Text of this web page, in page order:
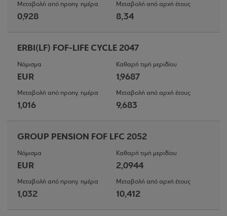
Μεταβολή από προηγ. ημέρα
0,928
Μεταβολή από αρχή έτους
8,34
ERBI(LF) FOF-LIFE CYCLE 2047
Νόμισμα
EUR
Καθαρή τιμή μεριδίου
1,9687
Μεταβολή από προηγ. ημέρα
1,016
Μεταβολή από αρχή έτους
9,683
GROUP PENSION FOF LFC 2052
Νόμισμα
EUR
Καθαρή τιμή μεριδίου
2,0944
Μεταβολή από προηγ. ημέρα
1,032
Μεταβολή από αρχή έτους
10,412